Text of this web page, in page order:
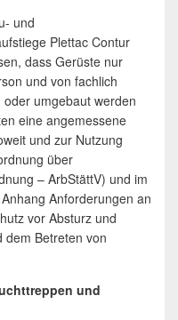
und
Plettac Contur
dass Gerüste nur
und von fachlich
umgebaut werden
eine angemessene
und zur Nutzung
über
– ArbStättV) und im
Anforderungen an
vor Absturz und
dem Betreten von
und